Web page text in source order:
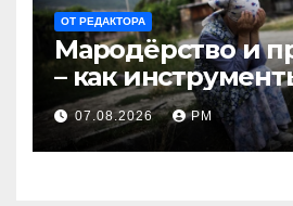
ОТ РЕДАКТОРА
Мародёрство и
– как
современной
России
07.08.2026 РМ